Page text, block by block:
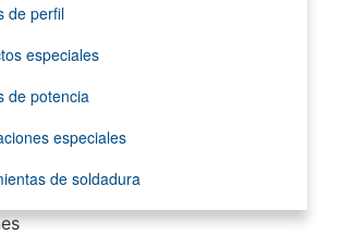
de perfil
especiales
de potencia
especiales
de soldadura